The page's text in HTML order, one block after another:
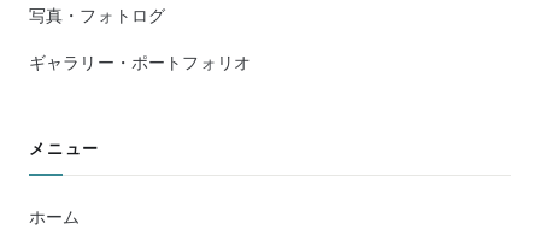
写真・フォトログ
ギャラリー・ポートフォリオ
メニュー
ホーム